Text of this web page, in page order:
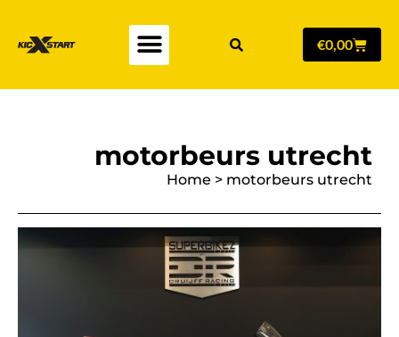
€0,00
Home > motorbeurs utrecht
motorbeurs utrecht